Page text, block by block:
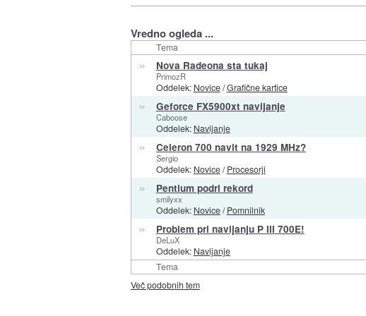
Vredno ogleda ...
Tema
Tema
» Nova Radeona sta tukaj
PrimozR
Oddelek: Novice/Grafične kartice
» Geforce FX5900xt navijanje
Caboose
Oddelek: Navijanje
» Celeron 700 navit na 1929 MHz?
Sergio
Oddelek: Novice/Procesorji
» Pentium podrl rekord
smilyxx
Oddelek: Novice/Pomnilnik
» Problem pri navijanju P III 700E!
DeLuX
Oddelek: Navijanje
Več podobnih tem